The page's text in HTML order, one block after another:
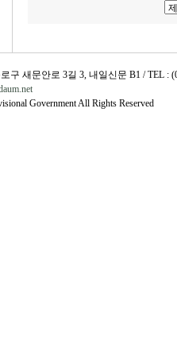
구 새문안로 3길 3, 내일신문 B1 / TEL :
Government All Rights Reserved